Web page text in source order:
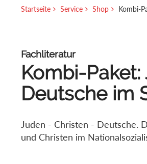
Startseite Service Shop Kombi-
Fachliteratur
Kombi-
Deutsche im
Juden - Christen - Deutsche.
und Christen im